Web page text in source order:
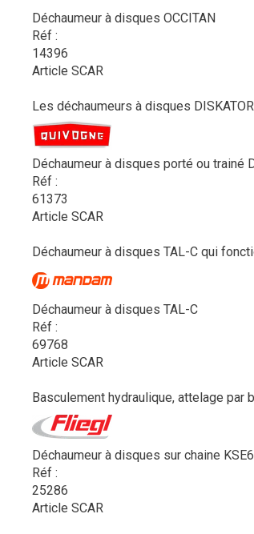
Déchaumeur à disques OCCITAN
Réf :
14396
Article SCAR
Les déchaumeurs à disques
Déchaumeur à disques porté ou trainé
Réf :
61373
Article SCAR
Déchaumeur à disques TAL-C qui
Déchaumeur à disques TAL-C
Réf :
69768
Article SCAR
Basculement hydraulique, attelage par
Déchaumeur à disques sur chaine
Réf :
25286
Article SCAR